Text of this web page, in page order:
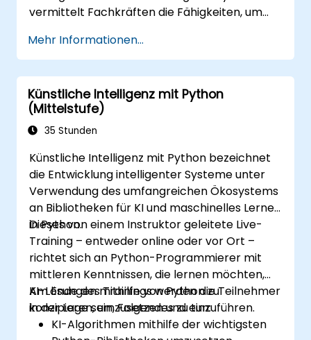
vermittelt Fachkräften die Fähigkeiten, um
Lernalgorithmen zu entwickeln sowie KI-
gestützte Anwendungen im Geschäftsbereich
einzusetzen. Im Vordergrund stehen CRISP-
DM-Arbeitsabläufe, statistische Auswertung,
überwachtes und unüberwachtes Lernen,
Deep Learning mittels TensorFlow,
mit Spark sowie das Erzählen von
Geschichten anhand von Daten. Ideal
geeignet für Einsteiger, die eine Zertifizierung
in der Python-basierten Datenwissenschaft
anstreben und eine berufsvorbereitende
Ausbildung im Bereich Analytik erhalten
möchten.
Mehr Informationen...
Künstliche Intelligenz mit Python
(Mittelstufe)
35 Stunden
Künstliche Intelligenz mit Python bezeichnet
die Entwicklung intelligenter Systeme unter
Verwendung des umfangreichen Ökosystems
an Bibliotheken für KI und maschinelles Lernen
in Python.
Dieses von einem Instruktor geleitete Live-
Training – entweder online oder vor Ort –
richtet sich an Python-Programmierer mit
mittleren Kenntnissen, die lernen möchten,
KI-Lösungen mithilfe von Python zu
konzipieren, umzusetzen und einzuführen.
Am Ende des Trainings werden die Teilnehmer
in der Lage sein, Folgendes zu tun:
KI-Algorithmen mithilfe der wichtigsten